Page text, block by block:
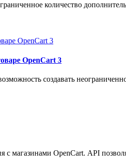
количество
OpenCart 3
создавать
с магазинами OpenCart. API